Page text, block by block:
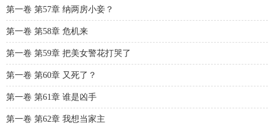
第一卷 第57章 纳两房小妾？
第一卷 第58章 危机来
第一卷 第59章 把美女警花打哭了
第一卷 第60章 又死了？
第一卷 第61章 谁是凶手
第一卷 第62章 我想当家主